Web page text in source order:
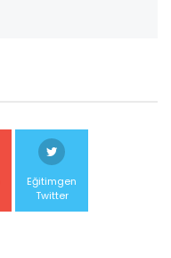
Eğitimgen
Twitter